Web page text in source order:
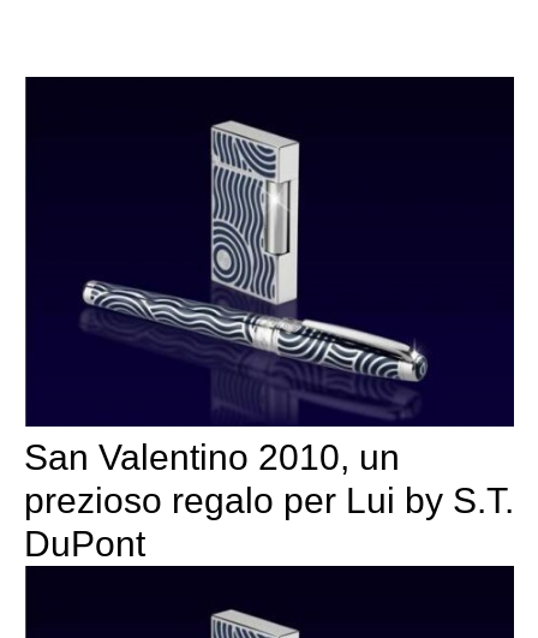
San Valentino 2010, un
prezioso regalo per Lui by S.T.
DuPont